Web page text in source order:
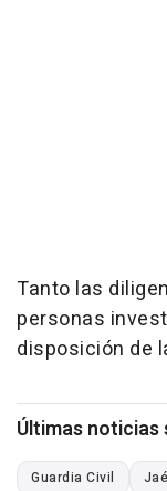
Tanto las
personas
disposición de
Últimas
Guardia Civil